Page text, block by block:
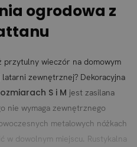
ogrodowa z
przytulny wieczór na domowym
zewnętrznej? Dekoracyjna
S i M jest zasilana
nie wymaga zewnętrznego
metalowych nóżkach
w dowolnym miejscu. Rustykalna